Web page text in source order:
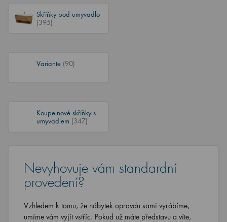
Skříňky pod umyvadlo
(395)
Variante (90)
Koupelnové skříňky s
umyvadlem (347)
Nevyhovuje vám standardní
provedení?
Vzhledem k tomu, že nábytek opravdu sami vyrábíme,
umíme vám vyjít vstříc. Pokud už máte představu a víte,